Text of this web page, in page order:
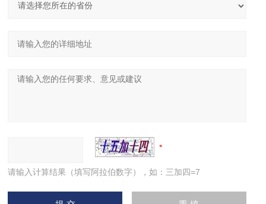
请输入计算结果（填写阿拉伯数字），如：三加四=7